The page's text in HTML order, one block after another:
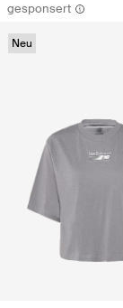
gesponsert
Neu